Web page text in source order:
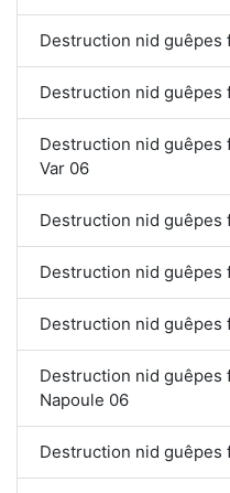
Destruction nid
Destruction nid guêpes
Destruction nid
Var 06
Destruction nid guêpes
Destruction nid guêpes
Destruction nid guêpes
Destruction nid
Napoule 06
Destruction nid guêpes